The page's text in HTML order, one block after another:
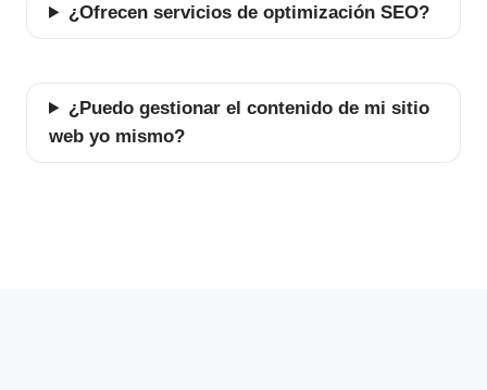
¿Ofrecen servicios de optimización SEO?
¿Puedo gestionar el contenido de mi sitio
web yo mismo?